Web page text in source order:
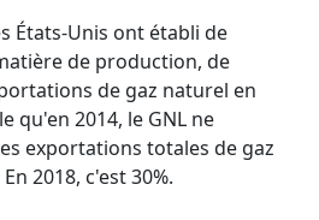
États-Unis ont établi de
de production, de
de gaz naturel en
qu'en 2014, le GNL ne
exportations totales de gaz
2018, c'est 30%.